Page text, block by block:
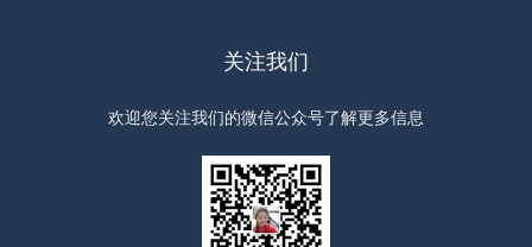
关注我们
欢迎您关注我们的微信公众号了解更多信息